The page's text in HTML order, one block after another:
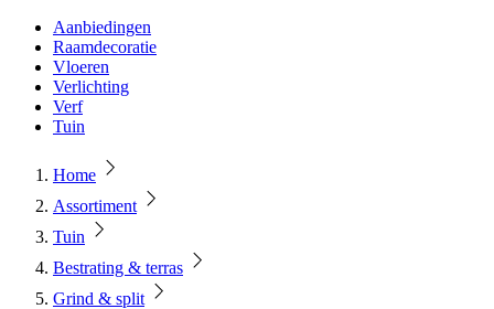
Aanbiedingen
Raamdecoratie
Vloeren
Verlichting
Verf
Tuin
Home
Assortiment
Tuin
Bestrating & terras
Grind & split